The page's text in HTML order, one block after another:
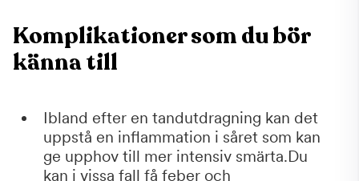
Komplikationer som du bör
känna till
Ibland efter en tandutdragning kan det
uppstå en inflammation i såret som kan
ge upphov till mer intensiv smärta.Du
kan i vissa fall få feber och